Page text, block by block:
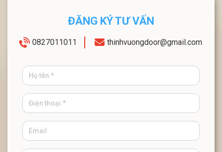
ĐĂNG KÝ TƯ VẤN
0827011011 thinhvuongdoor@gmail.com